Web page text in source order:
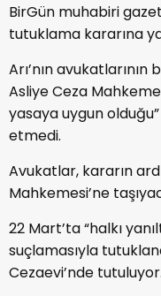
BirGün muhabiri
tutuklama kararına
Arı’nın
Asliye Ceza
yasaya uygun
etmedi.
Avukatlar, kararın
Mahkemesi’ne
22 Mart’ta “halkı
suçlamasıyla
Cezaevi’nde tutuluyor.